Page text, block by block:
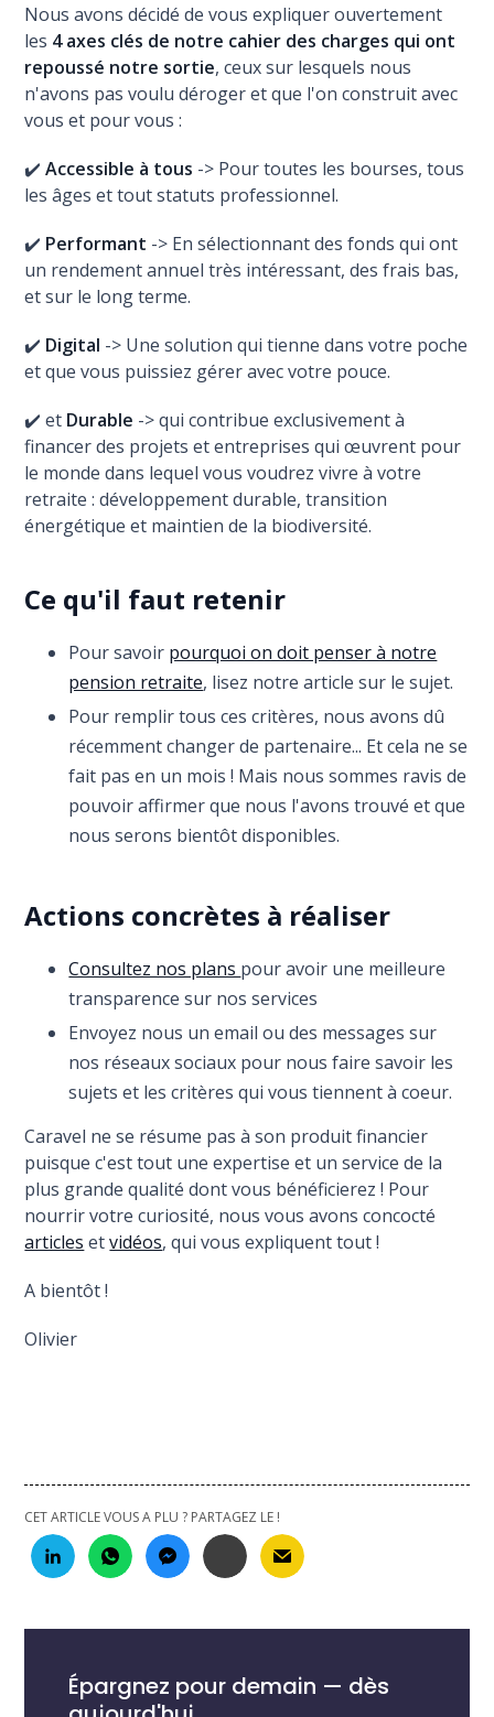
Nous avons décidé de vous expliquer ouvertement
les 4 axes clés de notre cahier des charges qui ont
repoussé notre sortie, ceux sur lesquels nous
n'avons pas voulu déroger et que l'on construit avec
vous et pour vous :
✔️Accessible à tous -> Pour toutes les bourses, tous
les âges et tout statuts professionnel.
✔️ Performant -> En sélectionnant des fonds qui ont
un rendement annuel très intéressant, des frais bas,
et sur le long terme.
✔️ Digital -> Une solution qui tienne dans votre poche
et que vous puissiez gérer avec votre pouce.
✔️ et Durable -> qui contribue exclusivement à
financer des projets et entreprises qui œuvrent pour
le monde dans lequel vous voudrez vivre à votre
retraite : développement durable, transition
énergétique et maintien de la biodiversité.
Ce qu'il faut retenir
Pour savoir pourquoi on doit penser à notre
pension retraite, lisez notre article sur le sujet.
Pour remplir tous ces critères, nous avons dû
récemment changer de partenaire... Et cela ne se
fait pas en un mois ! Mais nous sommes ravis de
pouvoir affirmer que nous l'avons trouvé et que
nous serons bientôt disponibles.
Actions concrètes à réaliser
Consultez nos plans pour avoir une meilleure
transparence sur nos services
Envoyez nous un email ou des messages sur
nos réseaux sociaux pour nous faire savoir les
sujets et les critères qui vous tiennent à coeur.
Caravel ne se résume pas à son produit financier
puisque c'est tout une expertise et un service de la
plus grande qualité dont vous bénéficierez ! Pour
nourrir votre curiosité, nous vous avons concocté
articles etvidéos, qui vous expliquent tout !
A bientôt !
Olivier
CET ARTICLE VOUS A PLU ? PARTAGEZ LE !
Épargnez pour demain — dès